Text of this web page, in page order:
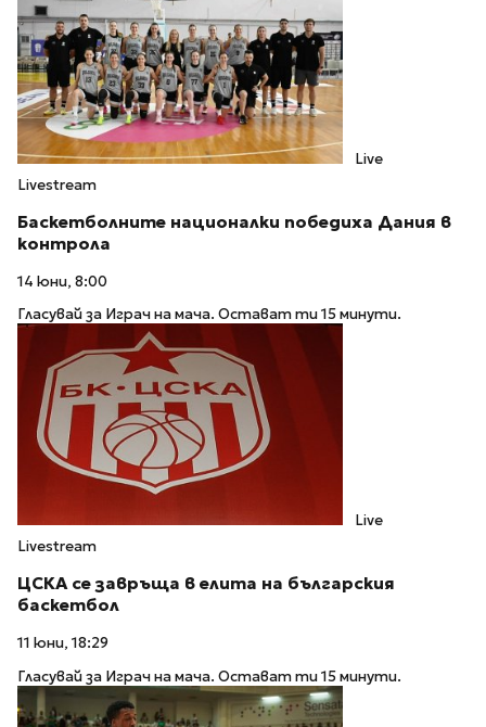
Live
Livestream
Баскетболните националки победиха Дания в
контрола
14 юни, 8:00
Гласувай за Играч на мача. Остават ти 15 минути.
Live
Livestream
ЦСКА се завръща в елита на българския
баскетбол
11 юни, 18:29
Гласувай за Играч на мача. Остават ти 15 минути.